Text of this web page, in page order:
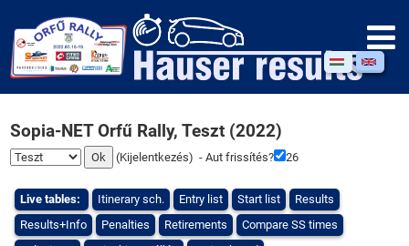
Sopia-NET Orfű Rally, Teszt (2022)
(Kijelentkezés) - Aut frissítés? 26
Live tables: Itinerary sch. Entry list Start list
Results
Results+Info
Penalties Retirements
Compare SS times